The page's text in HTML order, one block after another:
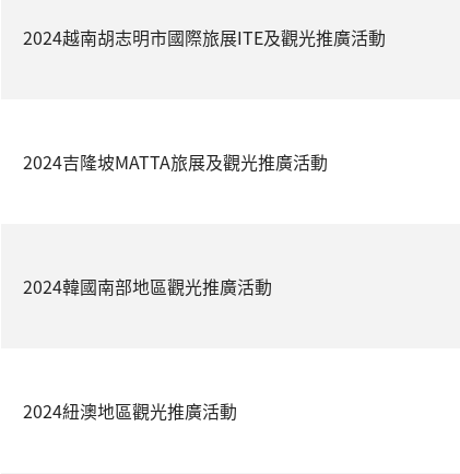
2024越南胡志明市國際旅展ITE及觀光推廣活動
2024吉隆坡MATTA旅展及觀光推廣活動
2024韓國南部地區觀光推廣活動
2024紐澳地區觀光推廣活動